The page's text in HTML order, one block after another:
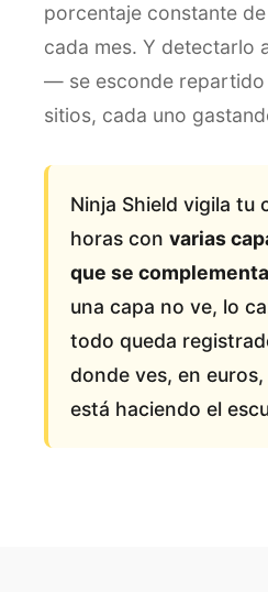
porcentaje constante
cada mes. Y detectarlo
— se esconde repartido
sitios, cada uno
Ninja Shield vigila tu
horas con varias
que se
una capa no ve, lo
todo queda
donde ves, en
está haciendo el